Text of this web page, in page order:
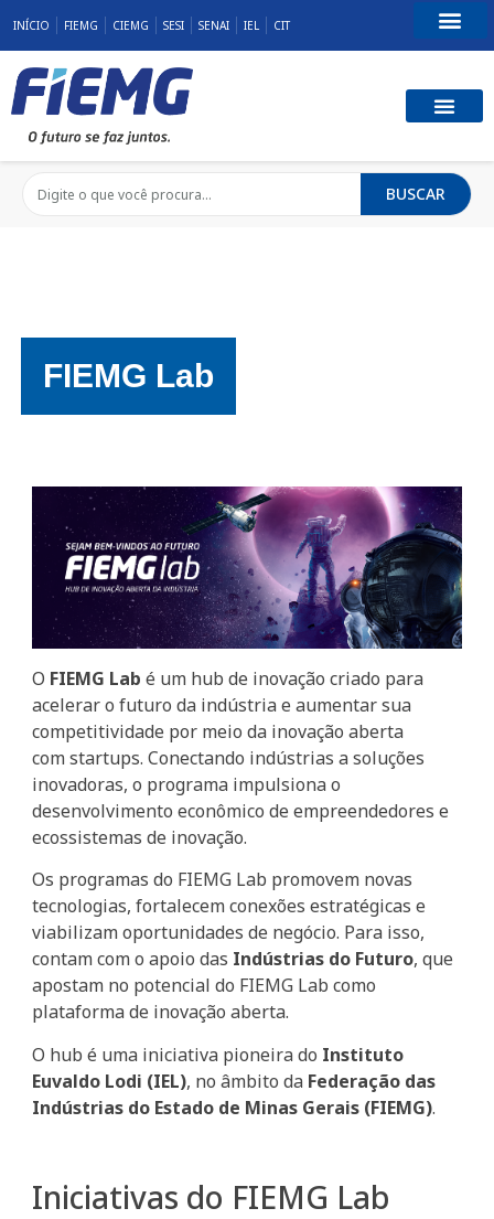
INÍCIO FIEMG CIEMG SESI SENAI IEL CIT
BUSCAR
FIEMG Lab
O FIEMG Lab é um hub de inovação criado para
acelerar o futuro da indústria e aumentar sua
competitividade por meio da inovação aberta
com startups. Conectando indústrias a soluções
inovadoras, o programa impulsiona o
desenvolvimento econômico de empreendedores e
ecossistemas de inovação.
Os programas do FIEMG Lab promovem novas
tecnologias, fortalecem conexões estratégicas e
viabilizam oportunidades de negócio. Para isso,
contam com o apoio das Indústrias do Futuro, que
apostam no potencial do FIEMG Lab como
plataforma de inovação aberta.
O hub é uma iniciativa pioneira do Instituto
Euvaldo Lodi (IEL), no âmbito da Federação das
Indústrias do Estado de Minas Gerais (FIEMG).
Iniciativas do FIEMG Lab